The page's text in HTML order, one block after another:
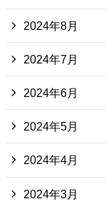
2024年8月
2024年7月
2024年6月
2024年5月
2024年4月
2024年3月